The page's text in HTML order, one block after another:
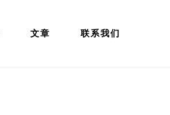
文章 联系我们